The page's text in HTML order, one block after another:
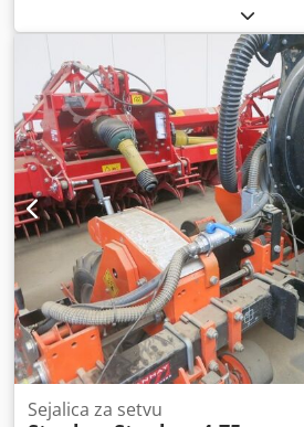
sejalica Dostupno puno dodatne
za repu, pasulj, kukuruz itd. Mašina
podaci su navodi proizvođača ili
nas. Zadržavamo pravo na
isključivo naši uslovi poslovanja i
od 400 naših mašina na lageru -
skladišnog prostora, kapacitet
artikala dodatne opreme za vašu
prodate mašine, proizvodne linije ili
kontaktirajte nas. Dodatne ponude
veb-sajtu. Pregledi su mogući po
vašoj poseti. Vaš Markus Hirsch tim
Sejalica za setvu